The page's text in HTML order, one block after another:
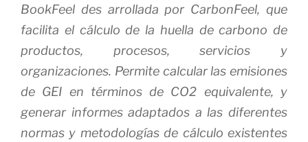
BookFeel des arrollada por CarbonFeel, que
facilita el cálculo de la huella de carbono de
productos, procesos, servicios y
organizaciones. Permite calcular las emisiones
de GEI en términos de CO2 equivalente, y
generar informes adaptados a las diferentes
normas y metodologías de cálculo existentes